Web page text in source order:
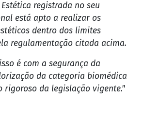
registrada no seu
está apto a realizar os
dentro dos limites
regulamentação citada acima.
é com a segurança da
da categoria biomédica
rigoroso da legislação vigente."